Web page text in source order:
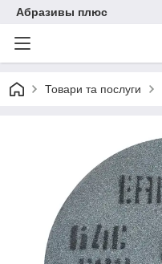
Абразивы плюс
Товари та послуги